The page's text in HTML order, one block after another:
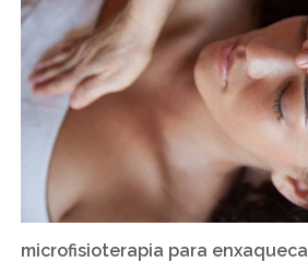
microfisioterapia para enxaqueca